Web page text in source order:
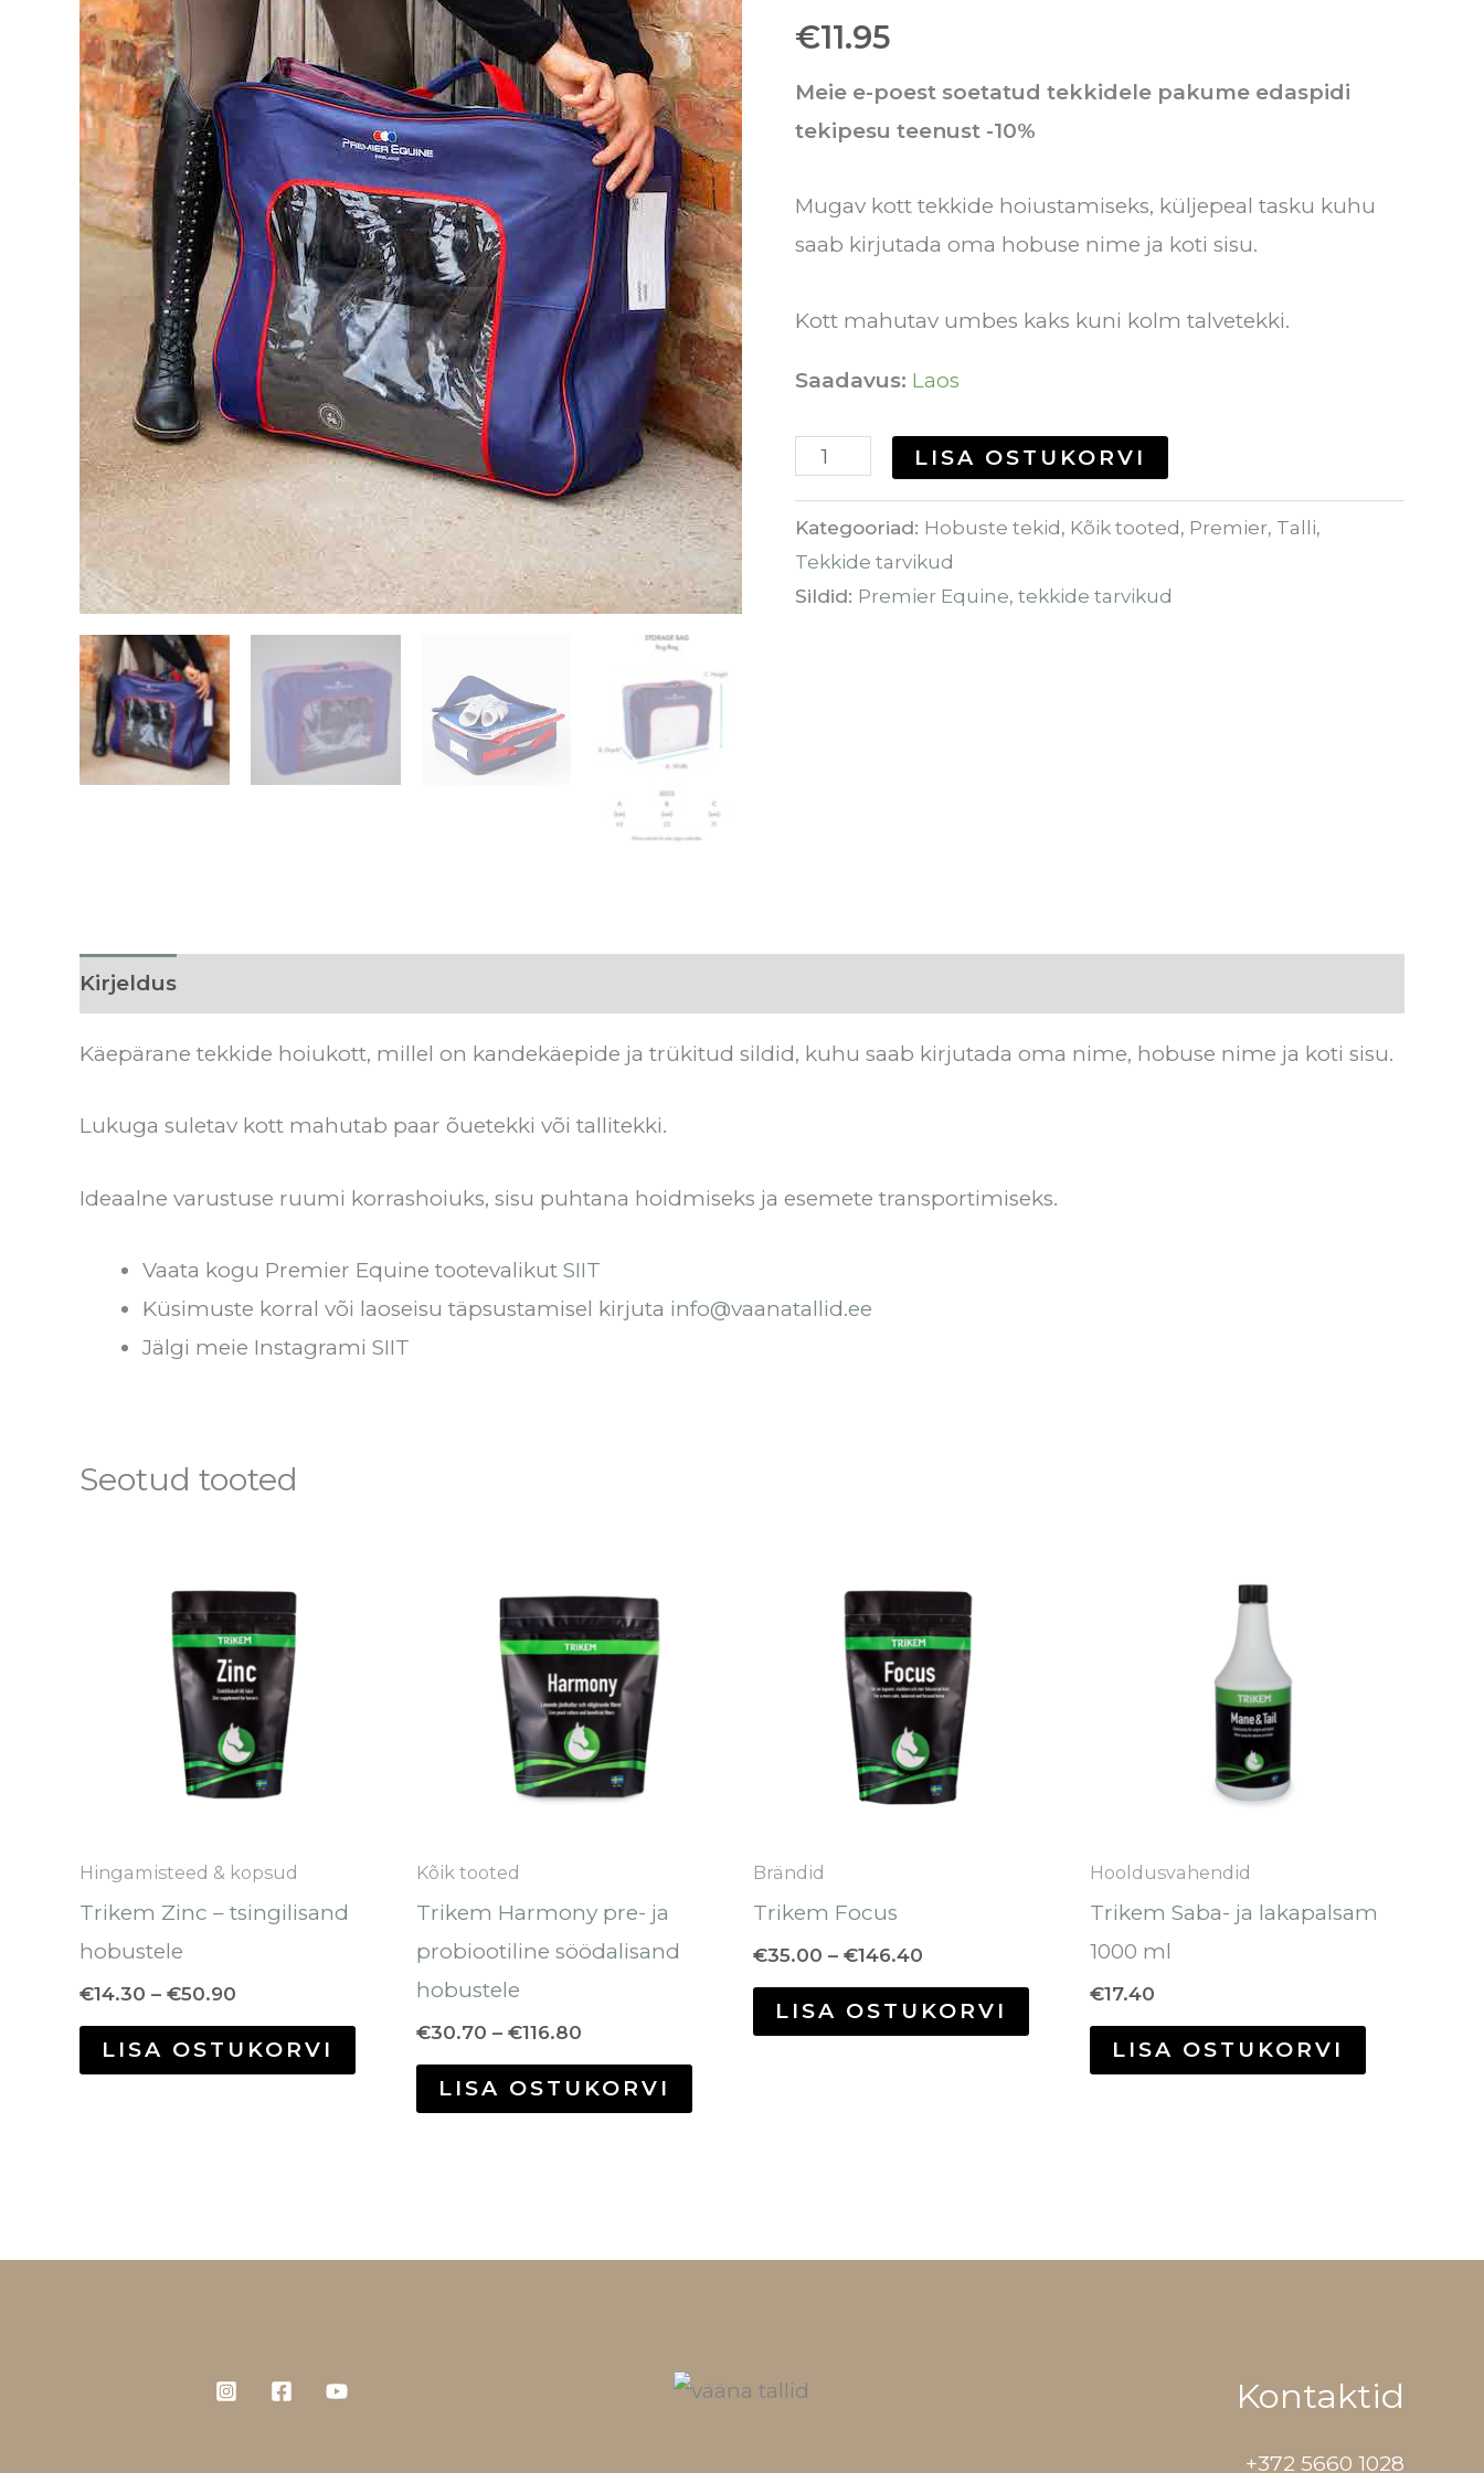
€11.95
Meie e-poest soetatud tekkidele pakume edaspidi
tekipesu teenust -10%
Mugav kott tekkide hoiustamiseks, küljepeal tasku kuhu
saab kirjutada oma hobuse nime ja koti sisu.
Kott mahutav umbes kaks kuni kolm talvetekki.
Saadavus: Laos
LISA OSTUKORVI
Kategooriad: Hobuste tekid, Kõik tooted, Premier, Talli,
Tekkide tarvikud
Sildid: Premier Equine, tekkide tarvikud
Kirjeldus
Käepärane tekkide hoiukott, millel on kandekäepide ja trükitud sildid, kuhu saab kirjutada oma nime, hobuse nime ja koti sisu.
Lukuga suletav kott mahutab paar õuetekki või tallitekki.
Ideaalne varustuse ruumi korrashoiuks, sisu puhtana hoidmiseks ja esemete transportimiseks.
Vaata kogu Premier Equine tootevalikut SIIT
Küsimuste korral või laoseisu täpsustamisel kirjuta info@vaanatallid.ee
Jälgi meie Instagrami SIIT
Seotud tooted
Hingamisteed & kopsud
Trikem Zinc – tsingilisand
hobustele
€14.30 – €50.90
kuni
€50.90
LISA OSTUKORVI
Kõik tooted
Trikem Harmony pre- ja
probiootiline söödalisand
hobustele
€30.70 – €116.80
€116.80
LISA OSTUKORVI
Brändid
Trikem Focus
€35.00 – €146.40
kuni
€146.40
LISA OSTUKORVI
Hooldusvahendid
Trikem Saba- ja lakapalsam
1000 ml
€17.40
LISA OSTUKORVI
Kontaktid
+372 5660 1028